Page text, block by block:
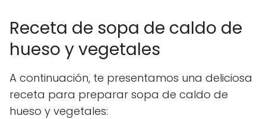
Receta de sopa de caldo de
hueso y vegetales
A continuación, te presentamos una deliciosa
receta para preparar sopa de caldo de
hueso y vegetales: